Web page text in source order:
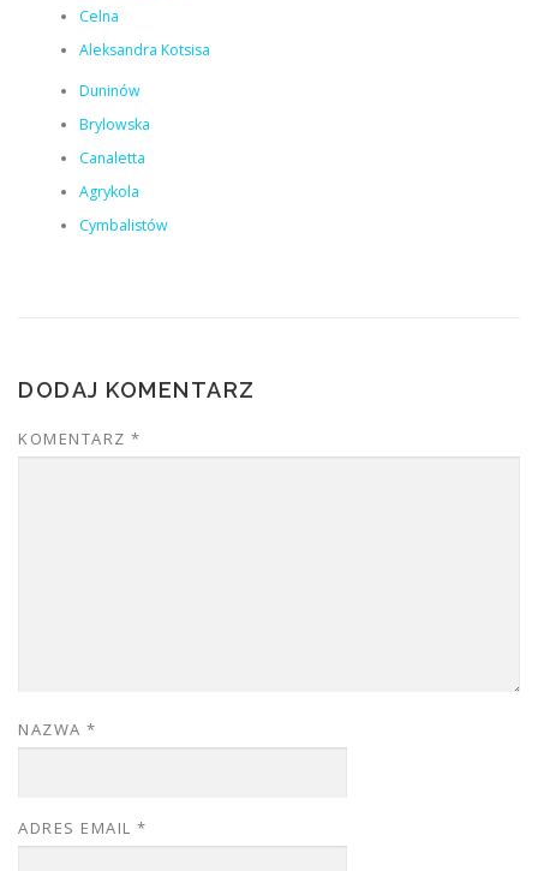
Celna
Aleksandra Kotsisa
Duninów
Brylowska
Canaletta
Agrykola
Cymbalistów
DODAJ KOMENTARZ
KOMENTARZ *
NAZWA *
ADRES EMAIL *